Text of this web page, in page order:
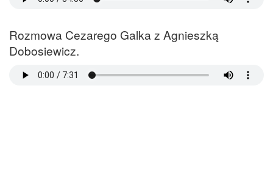
Rozmowa Cezarego Galka z Agnieszką
Dobosiewicz.